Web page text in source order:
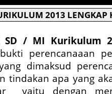
2013 LENGKAP
SD / MI Kurikulum
perencanaaan
dimaksud
tindakan apa yang
yaitu dengan